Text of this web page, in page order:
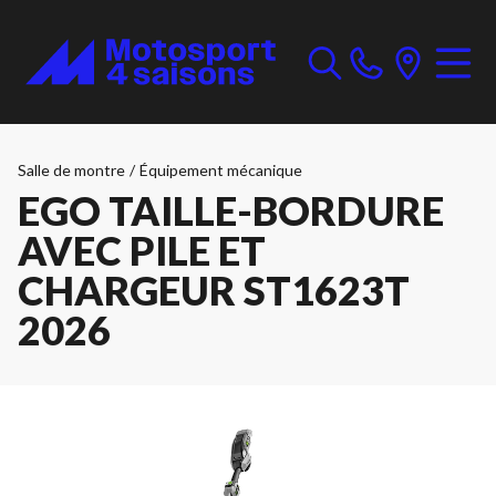
Salle de montre / Équipement mécanique
EGO TAILLE-BORDURE
AVEC PILE ET
CHARGEUR ST1623T
2026